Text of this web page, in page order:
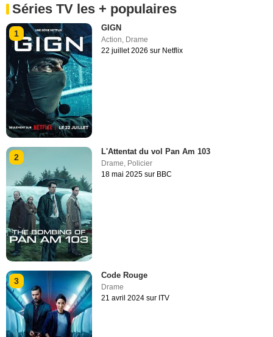
Séries TV les + populaires
1
GIGN
Action Drame
22 juillet 2026 sur Netflix
2
L'Attentat du vol Pan Am 103
Drame, Policier
18 mai 2025 sur BBC
3
Code Rouge
Drame
21 avril 2024 sur ITV